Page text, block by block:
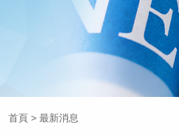
首頁 > 最新消息